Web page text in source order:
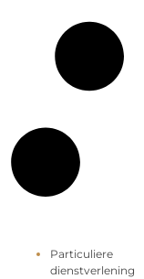
Particuliere
dienstverlening